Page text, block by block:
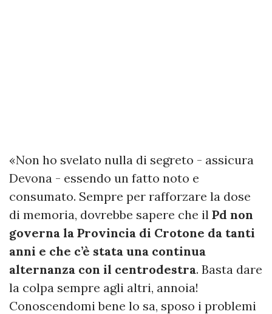
«Non ho svelato nulla di segreto - assicura
Devona - essendo un fatto noto e
consumato. Sempre per rafforzare la dose
di memoria, dovrebbe sapere che il Pd non
governa la Provincia di Crotone da tanti
anni e che c’è stata una continua
alternanza con il centrodestra. Basta dare
la colpa sempre agli altri, annoia!
Conoscendomi bene lo sa, sposo i problemi